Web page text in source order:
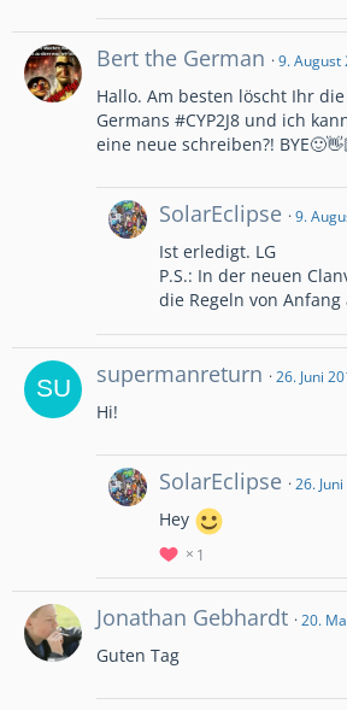
Bert the German 9. August
Hallo. Am besten löscht Ihr
Germans #CYP2J8 und ich
eine neue schreiben?!
SolarEclipse 9.
Ist erledigt. LG
P.S.: In der neuen
die Regeln von
supermanreturn 26. Juni
Hi!
SolarEclipse 26.
Hey
1
Jonathan Gebhardt 20.
Guten Tag